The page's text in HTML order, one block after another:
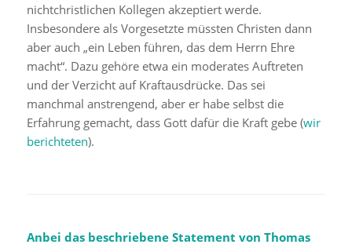
nichtchristlichen Kollegen akzeptiert werde.
Insbesondere als Vorgesetzte müssten Christen dann
aber auch „ein Leben führen, das dem Herrn Ehre
macht“. Dazu gehöre etwa ein moderates Auftreten
und der Verzicht auf Kraftausdrücke. Das sei
manchmal anstrengend, aber er habe selbst die
Erfahrung gemacht, dass Gott dafür die Kraft gebe (wir
berichteten).
Anbei das beschriebene Statement von Thomas